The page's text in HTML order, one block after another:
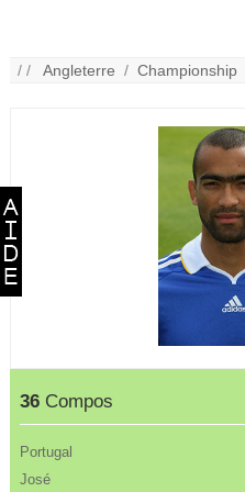
/ /Angleterre /Championship
36 Compos
Portugal
José